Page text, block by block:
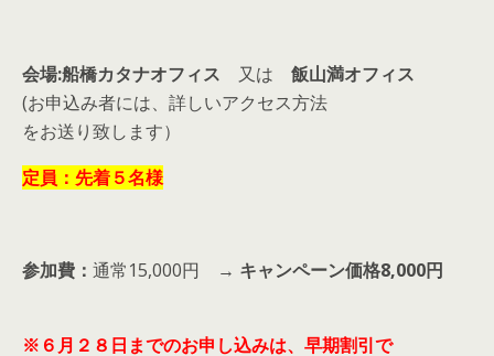
会場:船橋カタナオフィス 又は 飯山満オフィス
(お申込み者には、詳しいアクセス方法
をお送り致します）
定員：先着５名様
参加費： 通常15,000円 → キャンペーン価格8,000円
※６月２８日までのお申し込みは、早期割引で